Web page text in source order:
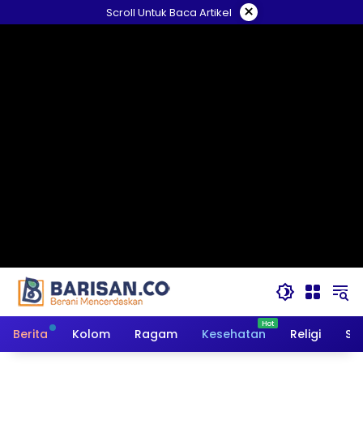
ke
Scroll Untuk Baca Artikel ×
Berita Kolom Ragam Kesehatan Religi